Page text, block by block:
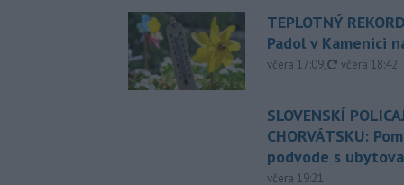
TEPLOTNÝ
Padol v Kamenici
včera 17:09, aktualizované
včera 18:42
SLOVENSKÍ
CHORVÁTSKU:
podvode s
včera 19:21